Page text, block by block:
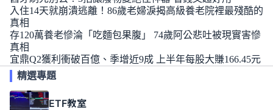
入住14天就崩潰逃離！86歲老婦淚揭高級養老院裡最殘酷的
真相
存120萬養老慘淪「吃麵包果腹」 74歲阿公悲吐被現實害慘
真相
宜鼎Q2獲利衝破百億、季增近9成 上半年每股大賺166.45元
精選專題
ETF教室